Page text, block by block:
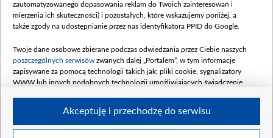
Dofinansowanie 900 000 000,00 PLN
Data podpisania umowy: LUTY 2026 (wpłata
kwiecień 180 mln, 7 maja 180 mln, 8
czerwca 90 mln)
Dofinansowanie 250 000 000,00 PLN
4 sierpnia 250 mln
zautomatyzowanego dopasowania reklam do Twoich zainteresowań i
mierzenia ich skuteczności) i pozostałych, które wskazujemy poniżej, a
także zgody na udostępnianie przez nas identyfikatora PPID do Google.
Twoje dane osobowe zbierane podczas odwiedzania przez Ciebie naszych
poszczególnych serwisów zwanych dalej „Portalem”, w tym informacje
zapisywane za pomocą technologii takich jak: pliki cookie, sygnalizatory
WWW lub innych podobnych technologii umożliwiających świadczenie
Akceptuję i przechodzę do serwisu